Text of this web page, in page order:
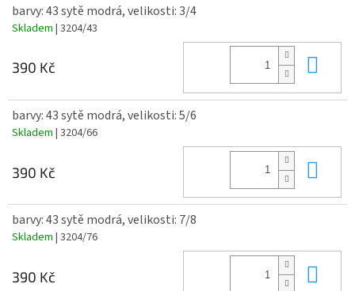
barvy: 43 sytě modrá, velikosti: 3/4
Skladem | 3204/43
390 Kč
barvy: 43 sytě modrá, velikosti: 5/6
Skladem | 3204/66
390 Kč
barvy: 43 sytě modrá, velikosti: 7/8
Skladem | 3204/76
390 Kč